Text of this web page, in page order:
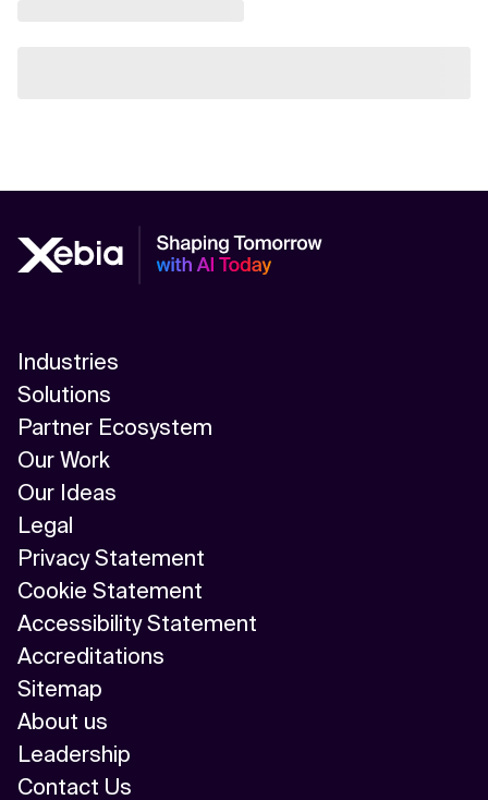
Industries
Solutions
Partner Ecosystem
Our Work
Our Ideas
Legal
Privacy Statement
Cookie Statement
Accessibility Statement
Accreditations
Sitemap
About us
Leadership
Contact Us